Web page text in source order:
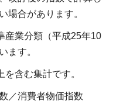
場合があります。
産業分類（平成25年10
ます。
含む集計です。
／消費者物価指数